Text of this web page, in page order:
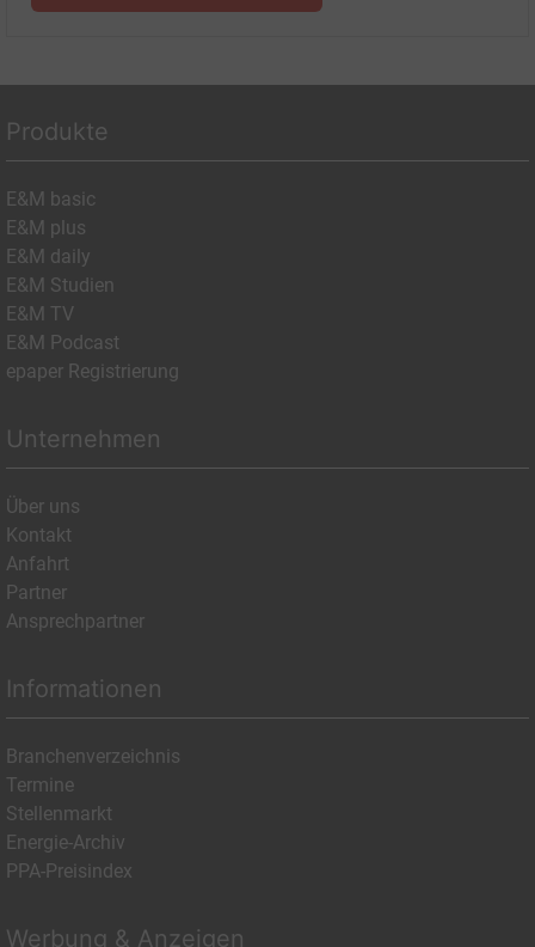
Produkte
E&M basic
E&M plus
E&M daily
E&M Studien
E&M TV
E&M Podcast
epaper Registrierung
Unternehmen
Über uns
Kontakt
Anfahrt
Partner
Ansprechpartner
Informationen
Branchenverzeichnis
Termine
Stellenmarkt
Energie-Archiv
PPA-Preisindex
Werbung & Anzeigen